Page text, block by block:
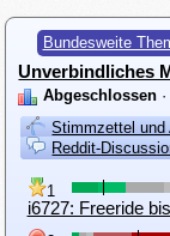
Bundesweite
Unverbindliches
Abgeschlossen
Stimmzettel und
Reddit-
1
i6727: Freeride